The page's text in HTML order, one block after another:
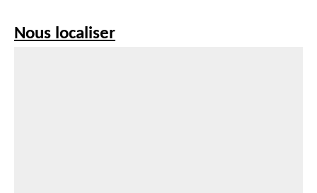
Nous localiser